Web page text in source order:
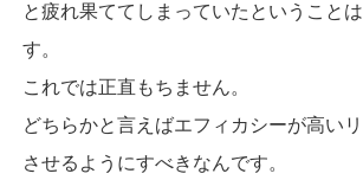
と疲れ果ててしまっていたということ
す。
これでは正直もちません。
どちらかと言えばエフィカシーが高い
させるようにすべきなんです。